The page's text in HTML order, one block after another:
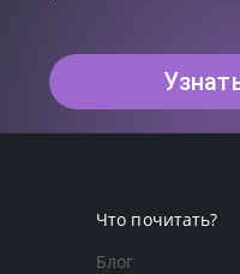
Что почитать?
Блог